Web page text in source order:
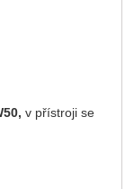
v přístroji se